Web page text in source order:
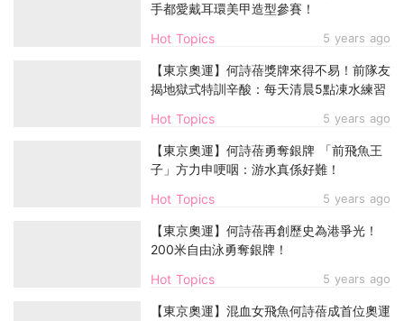
Hot Topics 5 years ago
手都愛戴耳環美甲造型參賽！
Hot Topics 5 years ago
【東京奧運】何詩蓓獎牌來得不易！前隊友
揭地獄式特訓辛酸：每天清晨5點凍水練習
Hot Topics 5 years ago
【東京奧運】何詩蓓勇奪銀牌 「前飛魚王
子」方力申哽咽：游水真係好難！
Hot Topics 5 years ago
【東京奧運】何詩蓓再創歷史為港爭光！
200米自由泳勇奪銀牌！
【東京奧運】混血女飛魚何詩蓓成首位奧運